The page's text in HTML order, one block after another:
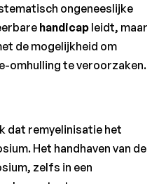
ongeneeslijke
handicapleidt, maar
de mogelijkheid om
omhulling te veroorzaken.
dat remyelinisatie het
Het handhaven van de
zelfs in een